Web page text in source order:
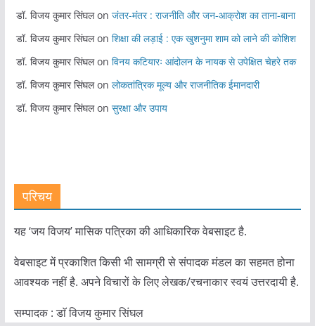
डॉ. विजय कुमार सिंघलon जंतर-मंतर : राजनीति और जन-आक्रोश का ताना-बाना
डॉ. विजय कुमार सिंघलon शिक्षा की लड़ाई : एक खुशनुमा शाम को लाने की कोशिश
डॉ. विजय कुमार सिंघलon विनय कटियारः आंदोलन के नायक से उपेक्षित चेहरे तक
डॉ. विजय कुमार सिंघलon लोकतांत्रिक मूल्य और राजनीतिक ईमानदारी
डॉ. विजय कुमार सिंघलon सुरक्षा और उपाय
परिचय
यह ‘जय विजय’ मासिक पत्रिका की आधिकारिक वेबसाइट है.
वेबसाइट में प्रकाशित किसी भी सामग्री से संपादक मंडल का सहमत होना
आवश्यक नहीं है. अपने विचारों के लिए लेखक/रचनाकार स्वयं उत्तरदायी है.
सम्पादक : डाॅ विजय कुमार सिंघल